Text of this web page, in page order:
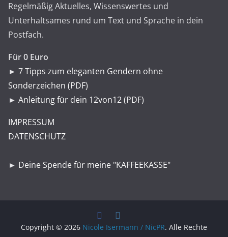
Regelmäßig Aktuelles, Wissenswertes und
Unterhaltsames rund um Text und Sprache in dein
Postfach.
Für 0 Euro
► 7 Tipps zum eleganten Gendern ohne
Sonderzeichen (PDF)
► Anleitung für dein 12von12 (PDF)
IMPRESSUM
DATENSCHUTZ
► Deine Spende für meine "KAFFEEKASSE"
Copyright © 2026 Nicole Isermann / NicPR. Alle Rechte